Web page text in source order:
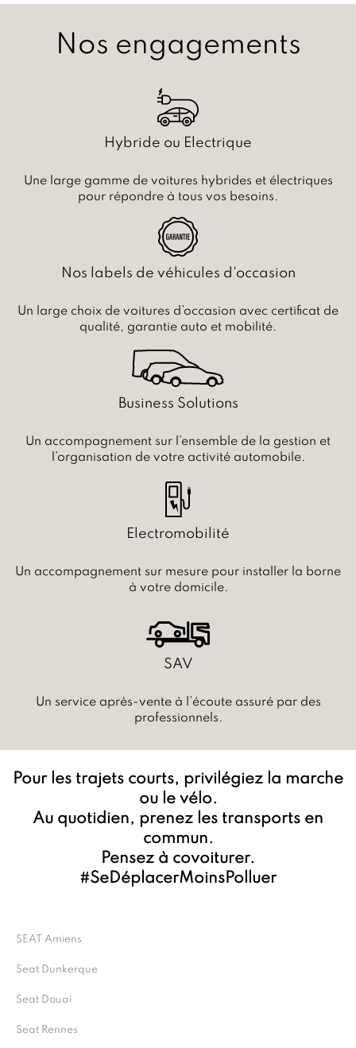
Nos engagements
Hybride ou Electrique
Une large gamme de voitures hybrides et électriques
pour répondre à tous vos besoins.
Nos labels de véhicules d'occasion
Un large choix de voitures d’occasion avec certificat de
qualité, garantie auto et mobilité.
Business Solutions
Un accompagnement sur l’ensemble de la gestion et
l’organisation de votre activité automobile.
Electromobilité
Un accompagnement sur mesure pour installer la borne
à votre domicile.
SAV
Un service après-vente à l’écoute assuré par des
professionnels.
Pour les trajets courts, privilégiez la marche
ou le vélo.
Au quotidien, prenez les transports en
commun.
Pensez à covoiturer.
#SeDéplacerMoinsPolluer
SEAT Amiens
Seat Dunkerque
Seat Douai
Seat Rennes